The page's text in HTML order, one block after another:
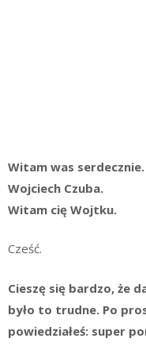
Witam was
Wojciech Czuba.
Witam cię Wojtku.
Cześć.
Cieszę się bardzo, że
było to trudne. Po
powiedziałeś: super